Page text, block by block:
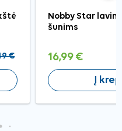
€
Nobby Star
šunims
16,99 €
Į